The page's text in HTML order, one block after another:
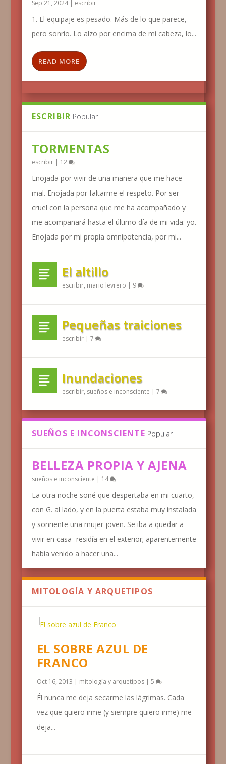
Sep 21, 2024| escribir
1. El equipaje es pesado. Más de lo que parece,
pero sonrío. Lo alzo por encima de mi cabeza, lo...
READ MORE
ESCRIBIR Popular
TORMENTAS
escribir| 12
Enojada por vivir de una manera que me hace
mal. Enojada por faltarme el respeto. Por ser
cruel con la persona que me ha acompañado y
me acompañará hasta el último día de mi vida: yo.
Enojada por mi propia omnipotencia, por mi...
El altillo
escribir, mario levrero | 9
Pequeñas traiciones
escribir| 7
Inundaciones
escribir, sueños e inconsciente | 7
SUEÑOS E INCONSCIENTE Popular
BELLEZA PROPIA Y AJENA
sueños e inconsciente | 14
La otra noche soñé que despertaba en mi cuarto,
con G. al lado, y en la puerta estaba muy instalada
y sonriente una mujer joven. Se iba a quedar a
vivir en casa -residía en el exterior; aparentemente
había venido a hacer una...
MITOLOGÍA Y ARQUETIPOS
EL SOBRE AZUL DE
FRANCO
Oct 16, 2013 | mitología y arquetipos| 5
Él nunca me deja secarme las lágrimas. Cada
vez que quiero irme (y siempre quiero irme) me
deja...